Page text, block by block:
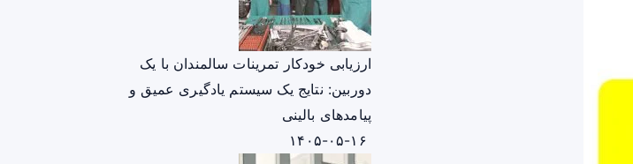
ارزیابی خودکار تمرینات سالمندان با یک
دوربین: نتایج یک سیستم یادگیری عمیق و
پیامدهای بالینی